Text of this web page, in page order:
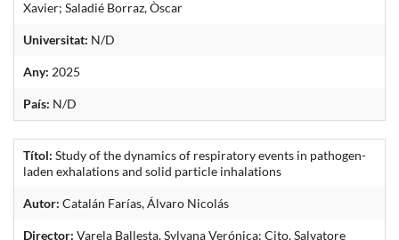
Xavier; Saladié Borraz, Òscar
Universitat: N/D
Any: 2025
País: N/D
Títol: Study of the dynamics of respiratory events in pathogen-
laden exhalations and solid particle inhalations
Autor: Catalán Farías, Álvaro Nicolás
Director: Varela Ballesta, Sylvana Verónica; Cito, Salvatore